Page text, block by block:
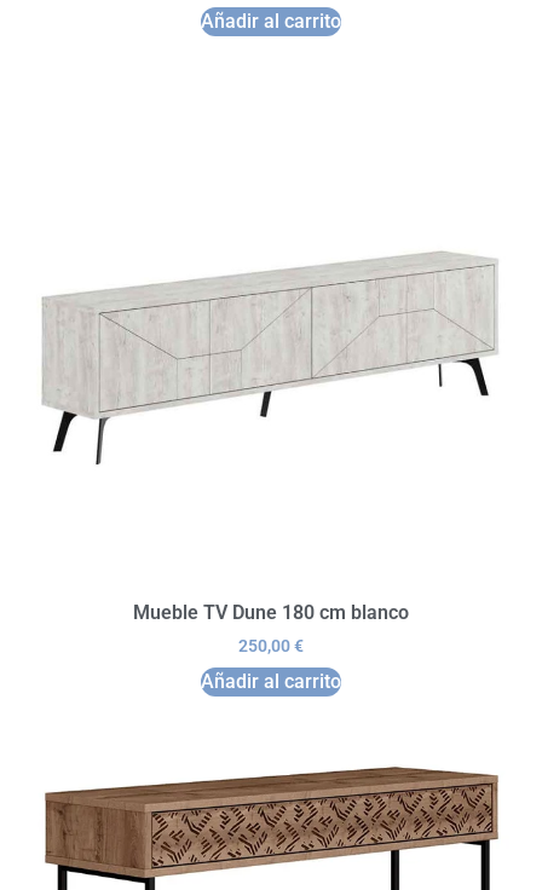
Añadir al carrito
Mueble TV Dune 180 cm blanco
250,00€
Añadir al carrito